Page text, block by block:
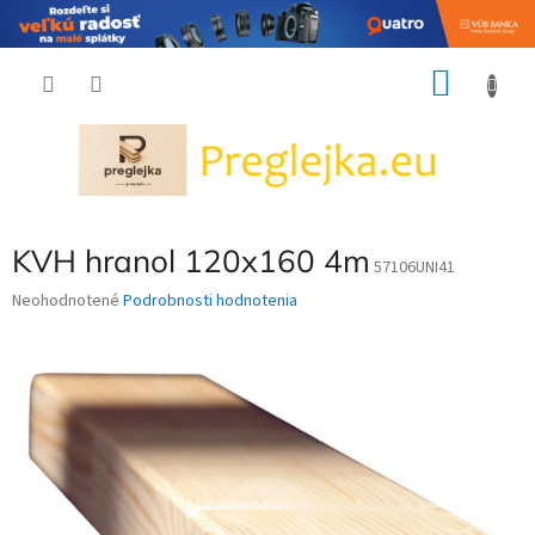
KVH hranol 120x160 4m 57106UNI41
Priemerné
0,0
hviezdičiek.
Neohodnotené Podrobnosti hodnotenia